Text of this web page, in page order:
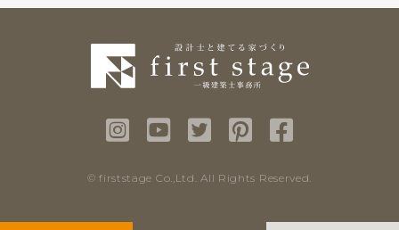
© firststage Co.,Ltd. All Rights Reserved.